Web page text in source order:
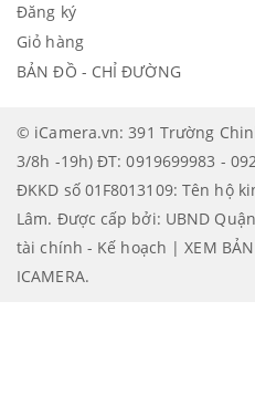
Đăng ký
Giỏ hàng
BẢN ĐỒ - CHỈ ĐƯỜNG
© iCamera.vn: 391 Trường
3/8h -19h) ĐT: 0919699983 -
ĐKKD số 01F8013109: Tên hộ
Lâm. Được cấp bởi: UBND
tài chính - Kế hoạch | XEM
ICAMERA.